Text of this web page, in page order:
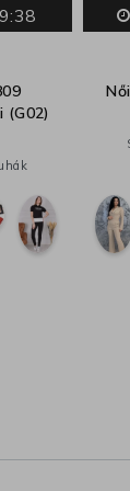
(G02)